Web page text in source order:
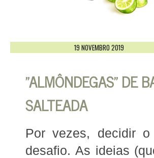
19 NOVEMBRO 2019
"ALMÔNDEGAS" DE
SALTEADA
Por vezes, decidir
desafio. As ideias